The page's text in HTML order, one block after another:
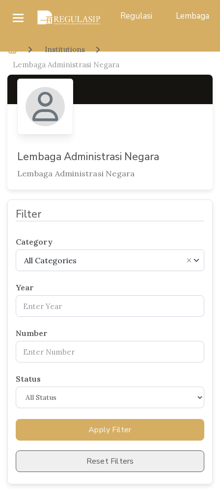
Regulasi Lembaga
Institutions
Lembaga Administrasi Negara
Lembaga Administrasi Negara
Lembaga Administrasi Negara
Filter
Category
×
All Categories
Year
Number
Status
Apply Filter
Reset Filters